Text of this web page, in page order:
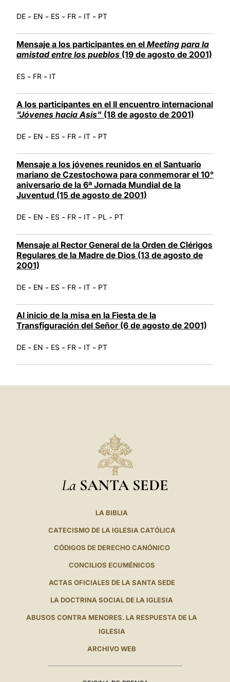
DE - EN - ES - FR - IT - PT
Mensaje a los participantes en el Meeting para la
amistad entre los pueblos (19 de agosto de 2001)
ES - FR - IT
A los participantes en el II encuentro internacional
"Jóvenes hacia Asís" (18 de agosto de 2001)
DE - EN - ES - FR - IT - PT
Mensaje a los jóvenes reunidos en el Santuario
mariano de Czestochowa para conmemorar el 10°
aniversario de la 6ª Jornada Mundial de la
Juventud (15 de agosto de 2001)
DE - EN - ES - FR - IT - PL - PT
Mensaje al Rector General de la Orden de Clérigos
Regulares de la Madre de Dios (13 de agosto de
2001)
DE - EN - ES - FR - IT - PT
Al inicio de la misa en la Fiesta de la
Transfiguración del Señor (6 de agosto de 2001)
DE - EN - ES - FR - IT - PT
La SANTA SEDE
LA BIBLIA
CATECISMO DE LA IGLESIA CATÓLICA
CÓDIGOS DE DERECHO CANÓNICO
CONCILIOS ECUMÉNICOS
ACTAS OFICIALES DE LA SANTA SEDE
LA DOCTRINA SOCIAL DE LA IGLESIA
ABUSOS CONTRA MENORES. LA RESPUESTA DE LA
IGLESIA
ARCHIVO WEB